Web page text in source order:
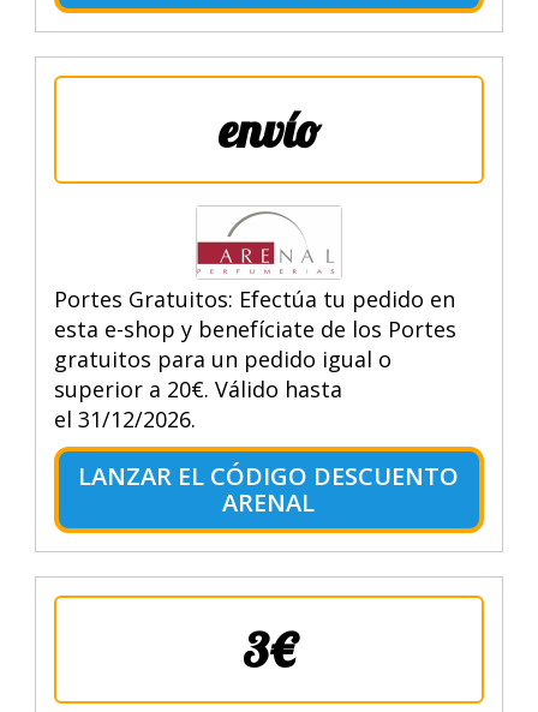
envío
Portes Gratuitos: Efectúa tu pedido en
esta e-shop y benefíciate de los Portes
gratuitos para un pedido igual o
superior a 20€. Válido hasta
el 31/12/2026.
LANZAR EL CÓDIGO DESCUENTO
ARENAL
3€